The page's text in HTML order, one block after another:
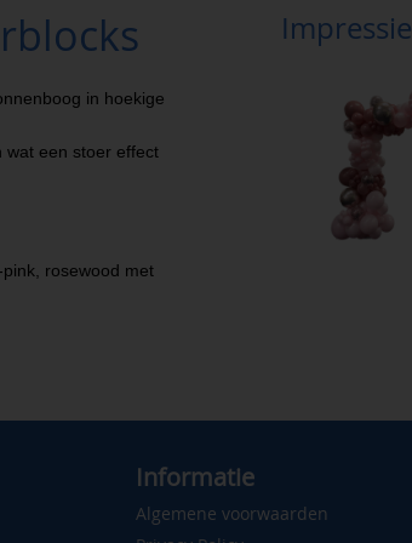
in hoekige
wat een stoer effect
rosewood met
Impressie
Informatie
Algemene voorwaarden